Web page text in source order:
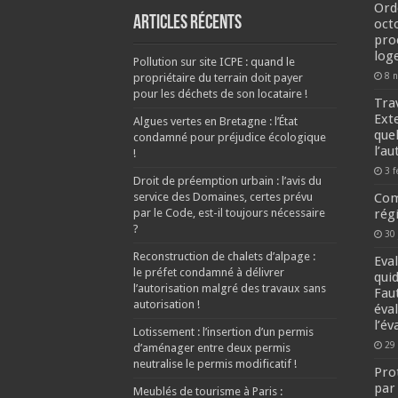
Articles récents
Pollution sur site ICPE : quand le
propriétaire du terrain doit payer
pour les déchets de son locataire !
Algues vertes en Bretagne : l’État
condamné pour préjudice écologique
!
Droit de préemption urbain : l’avis du
service des Domaines, certes prévu
par le Code, est-il toujours nécessaire
?
Reconstruction de chalets d’alpage :
le préfet condamné à délivrer
l’autorisation malgré des travaux sans
autorisation !
Lotissement : l’insertion d’un permis
d’aménager entre deux permis
neutralise le permis modificatif !
Meublés de tourisme à Paris :
8
3
30
29